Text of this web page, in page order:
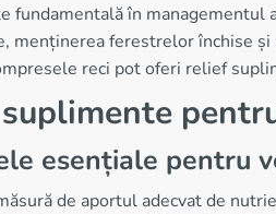
fundamentală în
menținerea ferestrelor închise
reci pot oferi relief
esențiale pentru
de aportul adecvat de